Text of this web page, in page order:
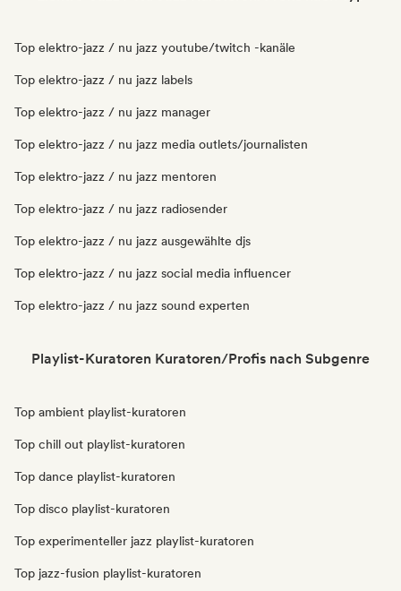
Top elektro-jazz / nu jazz youtube/twitch -kanäle
Top elektro-jazz / nu jazz labels
Top elektro-jazz / nu jazz manager
Top elektro-jazz / nu jazz media outlets/journalisten
Top elektro-jazz / nu jazz mentoren
Top elektro-jazz / nu jazz radiosender
Top elektro-jazz / nu jazz ausgewählte djs
Top elektro-jazz / nu jazz social media influencer
Top elektro-jazz / nu jazz sound experten
Playlist-Kuratoren Kuratoren/Profis nach Subgenre
Top ambient playlist-kuratoren
Top chill out playlist-kuratoren
Top dance playlist-kuratoren
Top disco playlist-kuratoren
Top experimenteller jazz playlist-kuratoren
Top jazz-fusion playlist-kuratoren